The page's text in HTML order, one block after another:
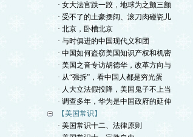
· 女大法官跌一跤，地球为之颤三颤
· 受不了的土豪摆阔、滚刀肉碰瓷儿
· 北京，卧槽北京
· 与时俱进的中国现代义和团
· 中国如何盗窃美国知识产权和机密
· 美国之音专访胡德华，改革方向与
· 从“强拆”，看中国人都是穷光蛋
· 人大立法假投降，美国鬼子不上当
· 调查多年，华为是中国政府的延伸
【美国常识】
· 美国常识十二、法律原则